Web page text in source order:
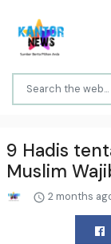
9 Hadis
Muslim
2 months